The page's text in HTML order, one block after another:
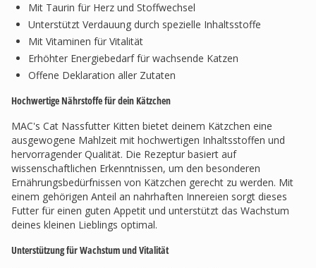
Mit Taurin für Herz und Stoffwechsel
Unterstützt Verdauung durch spezielle Inhaltsstoffe
Mit Vitaminen für Vitalität
Erhöhter Energiebedarf für wachsende Katzen
Offene Deklaration aller Zutaten
Hochwertige Nährstoffe für dein Kätzchen
MAC's Cat Nassfutter Kitten bietet deinem Kätzchen eine
ausgewogene Mahlzeit mit hochwertigen Inhaltsstoffen und
hervorragender Qualität. Die Rezeptur basiert auf
wissenschaftlichen Erkenntnissen, um den besonderen
Ernährungsbedürfnissen von Kätzchen gerecht zu werden. Mit
einem gehörigen Anteil an nahrhaften Innereien sorgt dieses
Futter für einen guten Appetit und unterstützt das Wachstum
deines kleinen Lieblings optimal.
Unterstützung für Wachstum und Vitalität